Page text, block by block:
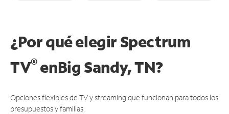
¿Por qué elegir Spectrum
TV®enBig Sandy, TN?
Opciones flexibles de TV y streaming que funcionan para todos los
presupuestos y familias.